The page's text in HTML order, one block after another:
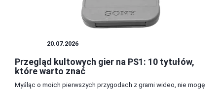
20.07.2026
Przegląd kultowych gier na PS1: 10 tytułów,
które warto znać
Myśląc o moich pierwszych przygodach z grami wideo, nie mogę